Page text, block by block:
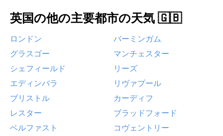
冬場は体感温度を大きく下げる。また、秋から冬にか
り、幻想的な風景を創り出す。台風のような破壊的な
嵐は来ないが、移動性低気圧の通過に伴う強風と激し
い雨には注意が必要である。こうした天気の移り変わ
りこそが、この街の魅力を引き立てる一因とも言えよ
う。
英国の他の主要都市の天気 🇬🇧
ロンドン
バーミンガム
グラスゴー
マンチェスター
シェフィールド
リーズ
エディンバラ
リヴァプール
ブリストル
カーディフ
レスター
ブラッドフォード
ベルファスト
コヴェントリー